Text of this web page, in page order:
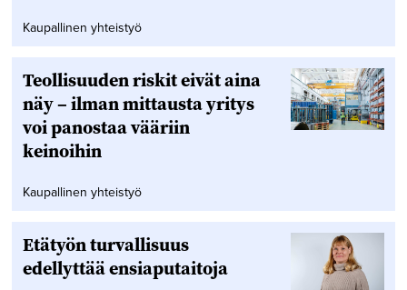
Kaupallinen yhteistyö
Teollisuuden riskit eivät aina
näy – ilman mittausta yritys
voi panostaa vääriin
keinoihin
Kaupallinen yhteistyö
Etätyön turvallisuus
edellyttää ensiaputaitoja